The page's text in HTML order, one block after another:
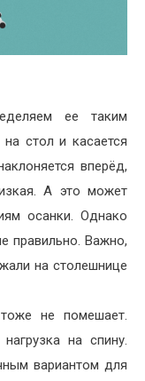
ее таким
стол и касается
вперёд,
А это может
осанки. Однако
правильно. Важно,
на столешнице
не помешает.
на спину.
вариантом для